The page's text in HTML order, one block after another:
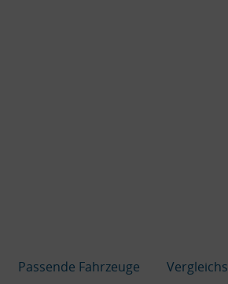
Passende Fahrzeuge